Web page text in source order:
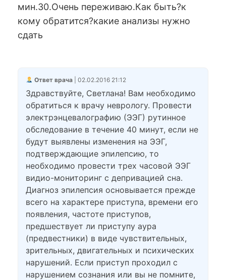
мин.30.Очень переживаю.Как быть?к
кому обратится?какие анализы нужно
сдать
Ответ врача| 02.02.2016 21:12
Здравствуйте, Светлана! Вам необходимо
обратиться к врачу неврологу. Провести
электрэнцевалографию (ЭЭГ) рутинное
обследование в течение 40 минут, если не
будут выявлены изменения на ЭЭГ,
подтверждающие эпилепсию, то
необходимо провести трех часовой ЭЭГ
видио-мониторинг с депривацией сна.
Диагноз эпилепсия основывается прежде
всего на характере приступа, времени его
появления, частоте приступов,
предшествует ли приступу аура
(предвестники) в виде чувствительных,
зрительных, двигательных и психических
нарушений. Если приступ проходил с
нарушением сознания или вы не помните,